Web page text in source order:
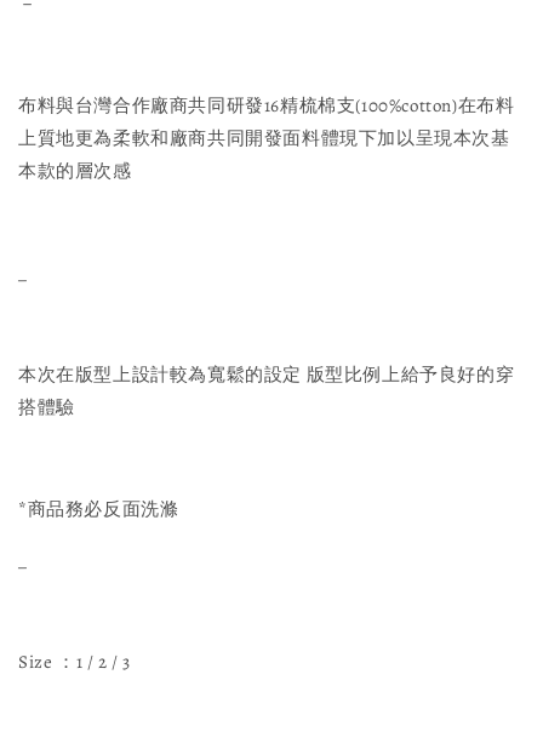
布料與台灣合作廠商共同研發16精梳棉支(100%cotton)在布料
上質地更為柔軟和廠商共同開發面料體現下加以呈現本次基
本款的層次感
本次在版型上設計較為寬鬆的設定 版型比例上給予良好的穿
搭體驗
*商品務必反面洗滌
Size ：1 / 2 / 3